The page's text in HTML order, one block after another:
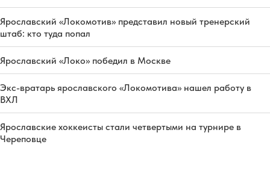
Ярославский «Локомотив» представил новый тренерский
штаб: кто туда попал
Ярославский «Локо» победил в Москве
Экс-вратарь ярославского «Локомотива» нашел работу в
ВХЛ
Ярославские хоккеисты стали четвертыми на турнире в
Череповце